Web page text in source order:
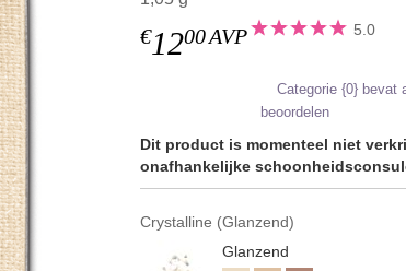
€1200AVP 5.0
Categorie {0} bevat
beoordelen
Dit product is momenteel niet
onafhankelijke
Crystalline (Glanzend)
Glanzend